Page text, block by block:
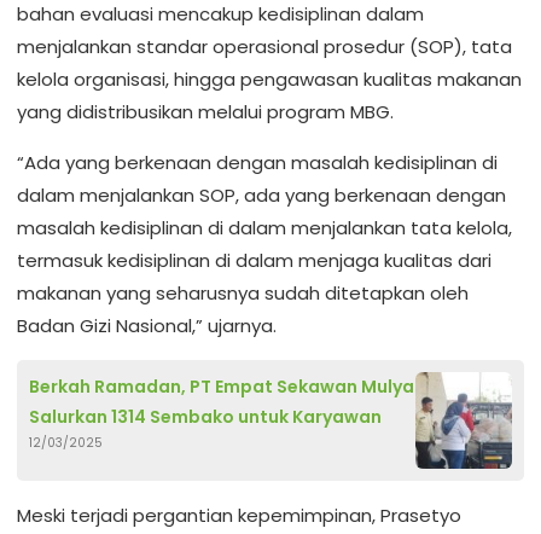
bahan evaluasi mencakup kedisiplinan dalam
menjalankan standar operasional prosedur (SOP), tata
kelola organisasi, hingga pengawasan kualitas makanan
yang didistribusikan melalui program MBG.
“Ada yang berkenaan dengan masalah kedisiplinan di
dalam menjalankan SOP, ada yang berkenaan dengan
masalah kedisiplinan di dalam menjalankan tata kelola,
termasuk kedisiplinan di dalam menjaga kualitas dari
makanan yang seharusnya sudah ditetapkan oleh
Badan Gizi Nasional,” ujarnya.
Berkah Ramadan, PT Empat Sekawan Mulya
Salurkan 1314 Sembako untuk Karyawan
12/03/2025
Meski terjadi pergantian kepemimpinan, Prasetyo